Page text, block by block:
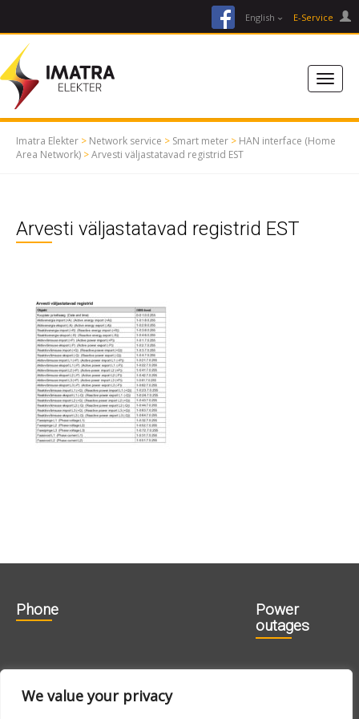
We value your privacy
facebookEnglish E-Service
Imatra Elekter > Network service > Smart meter > HAN interface (Home
Area Network) >Arvesti väljastatavad registrid EST
Arvesti väljastatavad registrid EST
Phone
Power
outages
715 0180